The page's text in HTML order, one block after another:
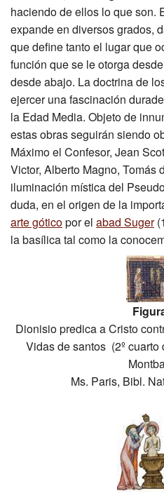
haciendo de ellos lo que son.
expande en diversos grados,
que define tanto el lugar que
función que se le otorga
desde abajo. La doctrina de
ejercer una fascinación
la Edad Media. Objeto de
estas obras seguirán siendo
Máximo el Confesor, Jean
Victor, Alberto Magno, Tomás
iluminación mística del
duda, en el origen de la
arte góticopor el abad Suger
la basílica tal como la
Dionisio predica a Cristo
Vidas de santos (2º
Ms. Paris, Bibl.